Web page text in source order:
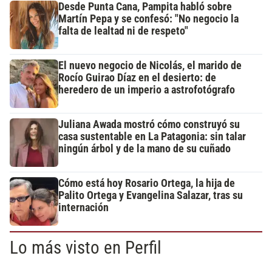
Desde Punta Cana, Pampita habló sobre
Martín Pepa y se confesó: "No negocio la
falta de lealtad ni de respeto"
El nuevo negocio de Nicolás, el marido de
Rocío Guirao Díaz en el desierto: de
heredero de un imperio a astrofotógrafo
Juliana Awada mostró cómo construyó su
casa sustentable en La Patagonia: sin talar
ningún árbol y de la mano de su cuñado
Cómo está hoy Rosario Ortega, la hija de
Palito Ortega y Evangelina Salazar, tras su
internación
Lo más visto en Perfil